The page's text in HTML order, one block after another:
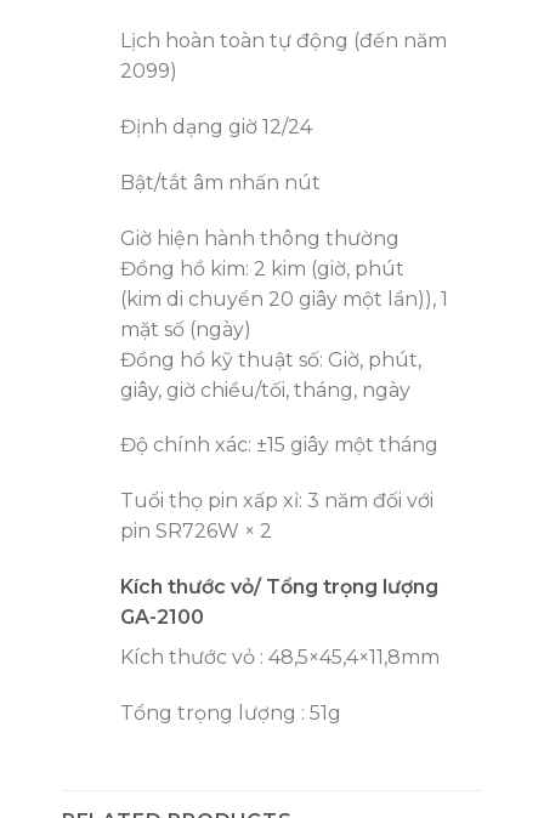
Lịch hoàn toàn tự động (đến năm
2099)
Định dạng giờ 12/24
Bật/tắt âm nhấn nút
Giờ hiện hành thông thường
Đồng hồ kim: 2 kim (giờ, phút
(kim di chuyển 20 giây một lần)), 1
mặt số (ngày)
Đồng hồ kỹ thuật số: Giờ, phút,
giây, giờ chiều/tối, tháng, ngày
Độ chính xác: ±15 giây một tháng
Tuổi thọ pin xấp xỉ: 3 năm đối với
pin SR726W × 2
Kích thước vỏ/ Tổng trọng lượng
GA-2100
Kích thước vỏ : 48,5×45,4×11,8mm
Tổng trọng lượng : 51g